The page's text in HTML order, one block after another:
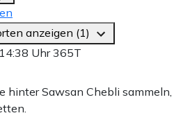
anzeigen (1)
Uhr365T
hinter Sawsan Chebli sammeln,